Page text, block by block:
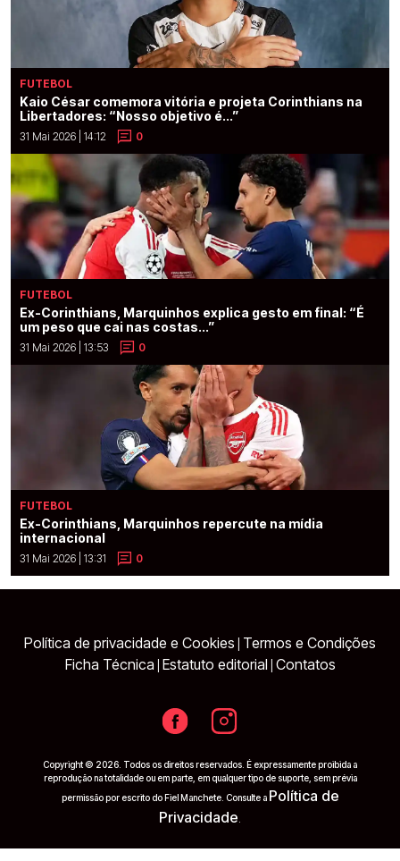
FUTEBOL
Kaio César comemora vitória e projeta Corinthians na
Libertadores: “Nosso objetivo é...”
31 Mai 2026 | 14:12 0
FUTEBOL
Ex-Corinthians, Marquinhos explica gesto em final: “É
um peso que cai nas costas...”
31 Mai 2026 | 13:53 0
FUTEBOL
Ex-Corinthians, Marquinhos repercute na mídia
internacional
31 Mai 2026 | 13:31 0
Política de privacidade e Cookies Termos e Condições
Ficha Técnica Estatuto editorial Contatos
Copyright © 2026. Todos os direitos reservados. É expressamente proibida a
reprodução na totalidade ou em parte, em qualquer tipo de suporte, sem prévia
permissão por escrito do Fiel Manchete. Consulte a Política de
Privacidade